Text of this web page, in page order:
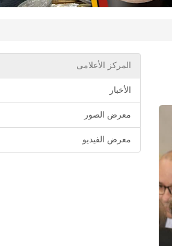
المركز الأعلامى
الأخبار
معرض الصور
معرض الفيديو